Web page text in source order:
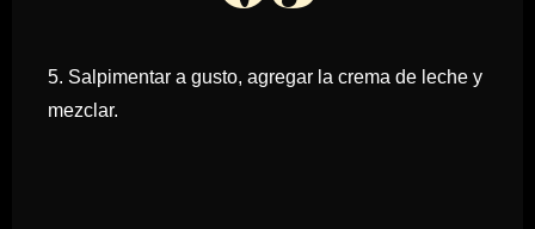
5. Salpimentar a gusto, agregar la crema de leche y
mezclar.